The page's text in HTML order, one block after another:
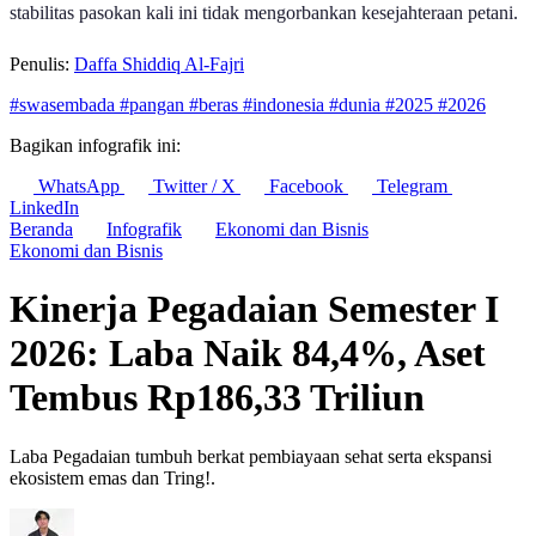
stabilitas pasokan kali ini tidak mengorbankan kesejahteraan petani.
Penulis: Daffa Shiddiq Al-Fajri
#swasembada #pangan #beras #indonesia #dunia #2025 #2026
Bagikan infografik ini:
WhatsApp
Twitter / X Facebook
Telegram
LinkedIn
Beranda
Infografik
Ekonomi dan Bisnis
Ekonomi dan Bisnis
Kinerja Pegadaian Semester I
2026: Laba Naik 84,4%, Aset
Tembus Rp186,33 Triliun
Laba Pegadaian tumbuh berkat pembiayaan sehat serta ekspansi
ekosistem emas dan Tring!.